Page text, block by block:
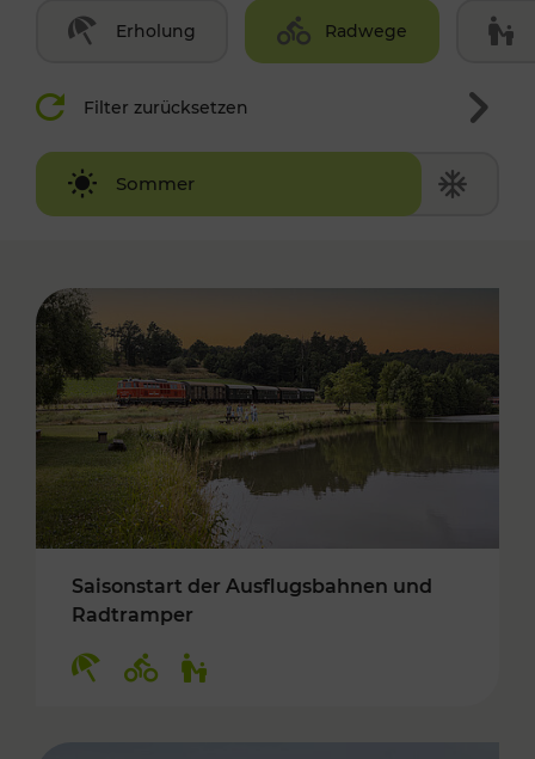
Erholung Radwege
Filter zurücksetzen
Sommer
Winter
Saisonstart der Ausflugsbahnen und
Radtramper